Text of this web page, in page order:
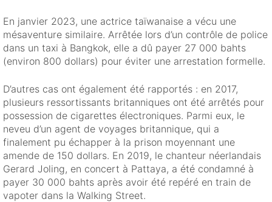
En janvier 2023, une actrice taïwanaise a vécu une
mésaventure similaire. Arrêtée lors d’un contrôle de police
dans un taxi à Bangkok, elle a dû payer 27 000 bahts
(environ 800 dollars) pour éviter une arrestation formelle.
D’autres cas ont également été rapportés : en 2017,
plusieurs ressortissants britanniques ont été arrêtés pour
possession de cigarettes électroniques. Parmi eux, le
neveu d’un agent de voyages britannique, qui a
finalement pu échapper à la prison moyennant une
amende de 150 dollars. En 2019, le chanteur néerlandais
Gerard Joling, en concert à Pattaya, a été condamné à
payer 30 000 bahts après avoir été repéré en train de
vapoter dans la Walking Street.